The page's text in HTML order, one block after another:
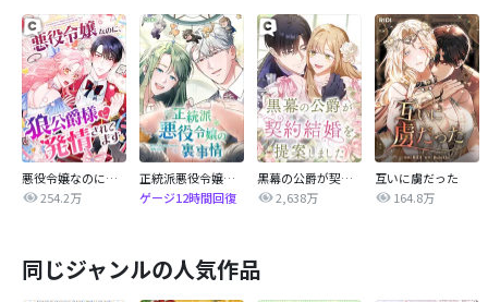
悪役令嬢なのに、狼公爵様に発情されてます
254.2万
正統派悪役令嬢の裏事情
ゲージ12時間回復
黒幕の公爵が契約結婚を提案しました
2,638万
互いに虜だった
164.8万
同じジャンルの人気作品